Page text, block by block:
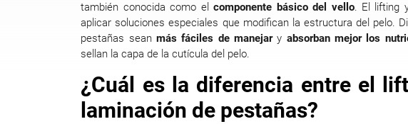
también conocida como elcomponente básico del vello. El lifting
aplicar soluciones especiales que modifican la estructura del pelo.
pestañas sean más fáciles de manejary absorban mejor los
sellan la capa de la cutícula del pelo.
¿Cuál es la diferencia entre el
laminación de pestañas?